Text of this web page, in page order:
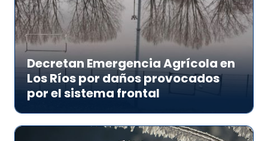
Decretan Emergencia Agrícola en
Los Ríos por daños provocados
por el sistema frontal